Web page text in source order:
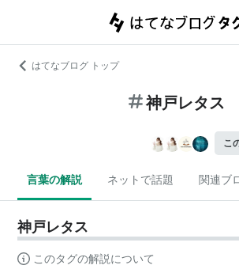
はてなブログ トップ
神戸レタス
こ
言葉の解説 ネットで話題 関連ブ
神戸レタス
このタグの解説について